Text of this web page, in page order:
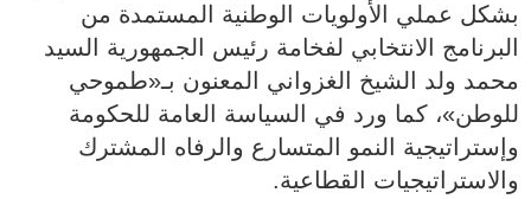
بشكل عملي الأولويات الوطنية المستمدة من
البرنامج الانتخابي لفخامة رئيس الجمهورية السيد
محمد ولد الشيخ الغزواني المعنون بـ«طموحي
للوطن»، كما ورد في السياسة العامة للحكومة
وإستراتيجية النمو المتسارع والرفاه المشترك
والاستراتيجيات القطاعية.